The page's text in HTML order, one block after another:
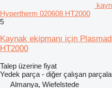
Hypertherm 020608 HT2000
5
Kaynak ekipmanı için
HT2000
Talep üzerine fiyat
Yedek parça - diğer çalışan
Almanya, Wiefelstede